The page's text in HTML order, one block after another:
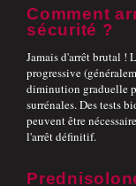
Comment
sécurité ?
Jamais d'arrêt brutal !
progressive
diminution graduelle
surrénales. Des tests
peuvent être
l'arrêt définitif.